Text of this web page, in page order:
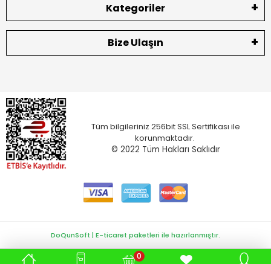
Kategoriler
Bize Ulaşın
Tüm bilgileriniz 256bit SSL Sertifikası ile
korunmaktadır.
© 2022 Tüm Hakları Saklıdır
0
DoQunSoft | E-ticaret paketleri ile hazırlanmıştır.